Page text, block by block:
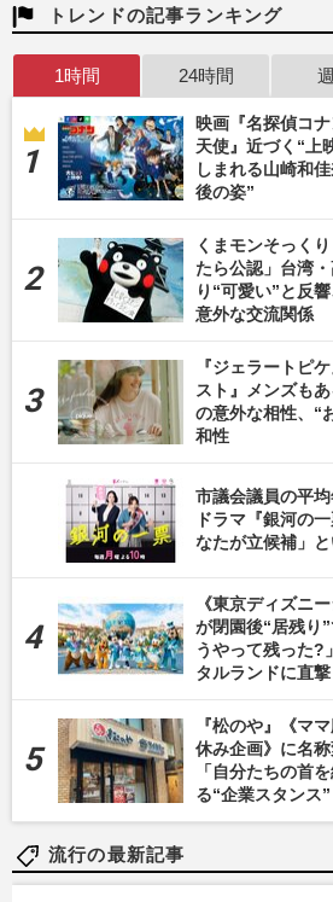
トレンドの記事ランキング
1時間 24時間
映画『名探偵コ
天使』近づく“上
しまれる山崎和
後の姿”
くまモンそっく
たら公認」台湾
り“可愛い”と反
意外な交流関係
『ジェラートピ
スト』メンズも
の意外な相性、“
和性
市議会議員の平
ドラマ『銀河の
なたが立候補」
《東京ディズニ
が閉園後“居残り
うやって残った?
タルランドに直撃
『松のや』《マ
休み企画》に名
「自分たちの首
る“企業スタンス”
流行の最新記事